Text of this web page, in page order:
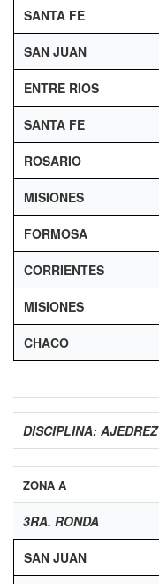
SANTA FE
SAN JUAN
ENTRE RIOS
SANTA FE
ROSARIO
MISIONES
FORMOSA
CORRIENTES
MISIONES
CHACO
DISCIPLINA: AJEDREZ
ZONA A
3RA. RONDA
SAN JUAN